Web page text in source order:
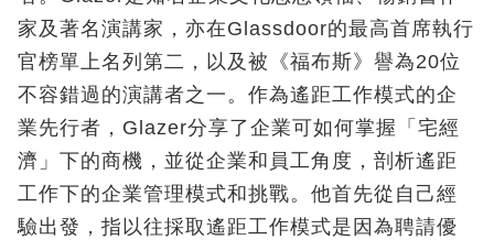
家及著名演講家，亦在Glassdoor的最高首席執行
官榜單上名列第二，以及被《福布斯》譽為20位
不容錯過的演講者之一。作為遙距工作模式的企
業先行者，Glazer分享了企業可如何掌握「宅經
濟」下的商機，並從企業和員工角度，剖析遙距
工作下的企業管理模式和挑戰。他首先從自己經
驗出發，指以往採取遙距工作模式是因為聘請優